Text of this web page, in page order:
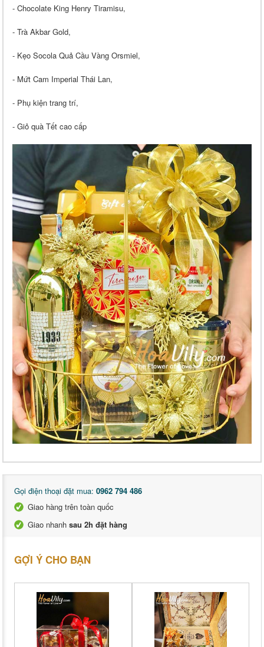
- Chocolate King Henry Tiramisu,
- Trà Akbar Gold,
- Kẹo Socola Quả Cầu Vàng Orsmiel,
- Mứt Cam Imperial Thái Lan,
- Phụ kiện trang trí,
- Giỏ quà Tết cao cấp
Gọi điện thoại đặt mua: 0962 794 486
Giao hàng trên toàn quốc
Giao nhanh sau 2h đặt hàng
GỢI Ý CHO BẠN